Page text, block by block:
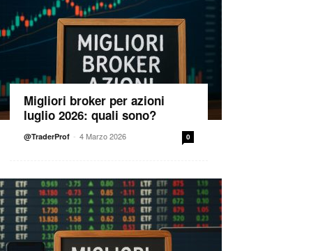
Migliori broker per azioni
luglio 2026: quali sono?
@TraderProf - 4 Marzo 2026 0